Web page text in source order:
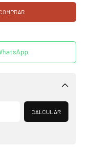
Alterar CEP
CALCULAR